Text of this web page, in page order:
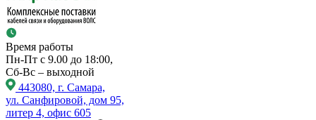
Время работы
Пн-Пт с 9.00 до 18:00,
Сб-Вс – выходной
443080, г. Самара,
ул. Санфировой, дом 95,
литер 4, офис 605